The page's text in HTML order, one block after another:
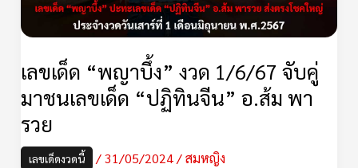
เลขเด็ด “พญาบึ้ง” งวด 1/6/67 จับคู่
มาชนเลขเด็ด “ปฏิทินจีน” อ.ส้ม พา
รวย
เลขเด็ดงวดนี้ /31/05/2024/สมหญิง
จับ
คู่
มา
ชน
เลข
“ปฏิทิน